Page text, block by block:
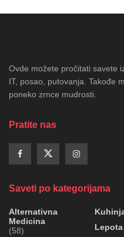
Ovde možete pročitati savete
IT, posao, putovanja. Takođe
poneko zrnce mudrosti.
Pratite nas
Saveti po kategorijama
Alternativna
Medicina
(58)
Lepota